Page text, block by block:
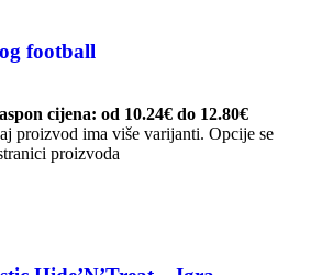
football
cijena: od 10.24€ do 12.80€
proizvod ima više varijanti. Opcije se
proizvoda